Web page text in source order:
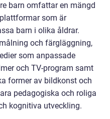
barn omfattar en mängd
som är
barn i olika åldrar.
och färgläggning,
som anpassade
och TV-program samt
former av bildkonst och
pedagogiska och roliga
kognitiva utveckling.